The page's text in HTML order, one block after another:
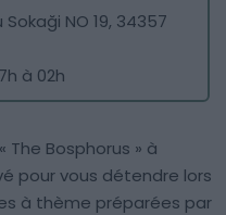
NO 19, 34357
à 02h
The Bosphorus » à
pour vous détendre lors
à thème préparées par